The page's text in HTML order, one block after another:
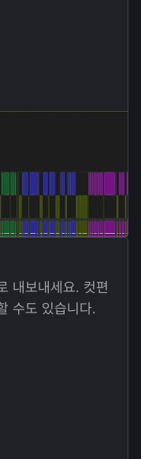
내보내세요. 컷편
수도 있습니다.